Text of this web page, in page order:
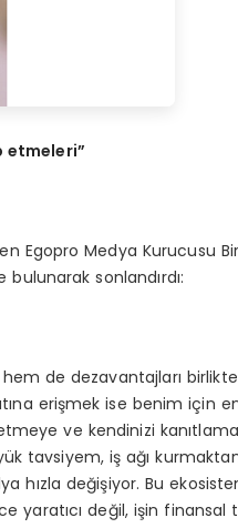
etmeleri”
Egopro Medya Kurucusu
sonlandırdı:
de dezavantajları birlikte
erişmek ise benim için
ve kendinizi
tavsiyem, iş ağı
hızla değişiyor. Bu
yaratıcı değil, işin finansal